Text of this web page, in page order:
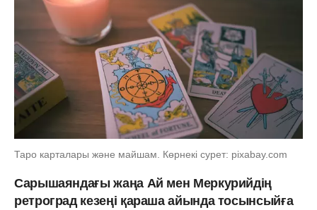
Таро карталары және майшам. Көрнекі сурет: pixabay.com
Сарышаяндағы жаңа Ай мен Меркурийдің
ретроград кезеңі қараша айында тосынсыйға